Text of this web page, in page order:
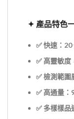
✦產品特色
✅快速：20
✅高靈敏度
✅檢測範圍
✅高通量：
✅ 多樣樣品